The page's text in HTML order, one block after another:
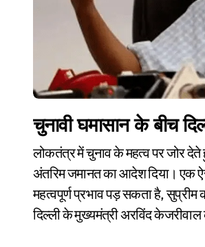
चुनावी घमासान के बीच
लोकतंत्र में चुनाव के महत्व पर जोर देते हुए SC ने उत्पाद शुल्क नीति मामले में दिल्ली के सीएम अरविंद केजरीवाल को 1 जून तक
अंतरिम जमानत का आदेश दिया। एक
महत्वपूर्ण प्रभाव पड़ सकता है, सुप्रीम
दिल्ली के मुख्यमंत्री अरविंद